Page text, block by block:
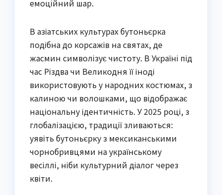
емоційний шар.
В азіатських культурах бутоньєрка
подібна до корсажів на святах, де
жасмин символізує чистоту. В Україні під
час Різдва чи Великодня її іноді
використовують у народних костюмах, з
калиною чи волошками, що відображає
національну ідентичність. У 2025 році, з
глобалізацією, традиції зливаються:
уявіть бутоньєрку з мексиканськими
чорнобривцями на українському
весіллі, ніби культурний діалог через
квіти.